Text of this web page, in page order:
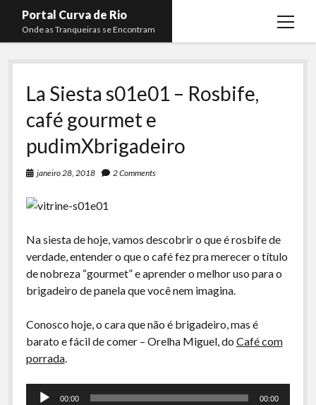
Portal Curva de Rio
Onde as Tranqueiras se Encontram
open
Podcasts open
Curva de Rio
Curva Belas Artes
Curva Classics
Komos
Rachão na Beira do RIo
Arquivo CDR
Papo Tranqueira
A Ripa É a Lei
Especiais
Membros open
Almir Ribeiro
Felype Silva
Lucas Oliveira
Rafael Almeida
twitterfacebookinstagramyoutube
rss
La Siesta s01e01 – Rosbife,
café gourmet e
pudimXbrigadeiro
janeiro 28, 2018 2 Comments
Na siesta de hoje, vamos descobrir o que é rosbife de
verdade, entender o que o café fez pra merecer o título
de nobreza “gourmet” e aprender o melhor uso para o
brigadeiro de panela que você nem imagina.
Conosco hoje, o cara que não é brigadeiro, mas é
barato e fácil de comer – Orelha Miguel, do Café com
porrada.
Tocador
00:00 00:00